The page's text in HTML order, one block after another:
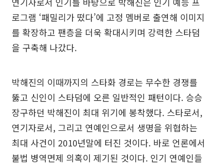
로그램 ‘패밀리가 떴다’에 고정 멤버로 출연해 이미지
를 확장하고 팬층을 더욱 확대시키며 강력한 스타덤
을 구축해 나갔다.
박해진의 이때까지의 스타화 경로는 무수한 경쟁를
뚫고 신인이 스타덤에 오른 일반적인 패턴이다. 승승
장구하던 박해진이 최대 위기에 봉착했다. 스타로서,
연기자로서, 그리고 연예인으로서 생명을 위협하는
최대 사건이 2010년말에 터진 것이다. 바로 언론에서
불법 병역면제 의혹이 제기된 것이다. 인기 연예인들